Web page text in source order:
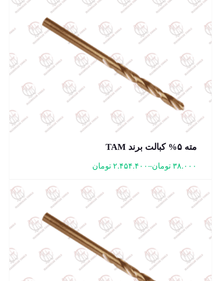
مته ۵% کبالت برند TAM
۳۸.۰۰۰ تومان–۲.۴۵۴.۴۰۰ تومان